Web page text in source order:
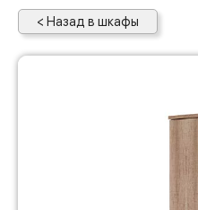
< Назад в шкафы